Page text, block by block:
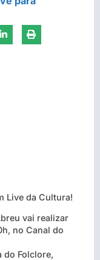
Live da Cultura!
vai realizar
no Canal do
do Folclore,